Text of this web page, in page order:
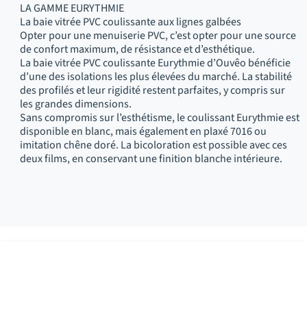
LA GAMME EURYTHMIE
La baie vitrée PVC coulissante aux lignes galbées
Opter pour une menuiserie PVC, c’est opter pour une source
de confort maximum, de résistance et d’esthétique.
La baie vitrée PVC coulissante Eurythmie d’Ouvêo bénéficie
d’une des isolations les plus élevées du marché. La stabilité
des profilés et leur rigidité restent parfaites, y compris sur
les grandes dimensions.
Sans compromis sur l’esthétisme, le coulissant Eurythmie est
disponible en blanc, mais également en plaxé 7016 ou
imitation chêne doré. La bicoloration est possible avec ces
deux films, en conservant une finition blanche intérieure.